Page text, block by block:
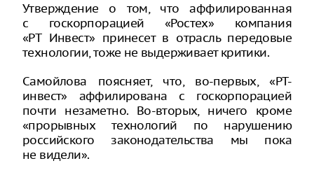
Утверждение о том, что аффилированная
с госкорпорацией «Ростех» компания
«РТ Инвест» принесет в отрасль передовые
технологии, тоже не выдерживает критики.
Самойлова поясняет, что, во-первых, «РТ-
инвест» аффилирована с госкорпорацией
почти незаметно. Во-вторых, ничего кроме
«прорывных технологий по нарушению
российского законодательства мы пока
не видели».